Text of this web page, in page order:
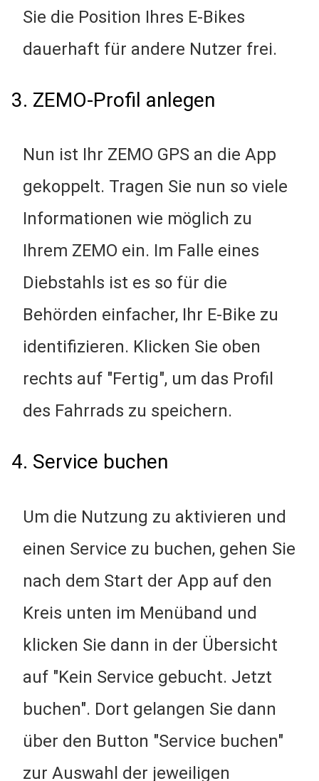
Sie die Position Ihres E-Bikes
dauerhaft für andere Nutzer frei.
3. ZEMO-Profil anlegen
Nun ist Ihr ZEMO GPS an die App
gekoppelt. Tragen Sie nun so viele
Informationen wie möglich zu
Ihrem ZEMO ein. Im Falle eines
Diebstahls ist es so für die
Behörden einfacher, Ihr E-Bike zu
identifizieren. Klicken Sie oben
rechts auf "Fertig", um das Profil
des Fahrrads zu speichern.
4. Service buchen
Um die Nutzung zu aktivieren und
einen Service zu buchen, gehen Sie
nach dem Start der App auf den
Kreis unten im Menüband und
klicken Sie dann in der Übersicht
auf "Kein Service gebucht. Jetzt
buchen". Dort gelangen Sie dann
über den Button "Service buchen"
zur Auswahl der jeweiligen